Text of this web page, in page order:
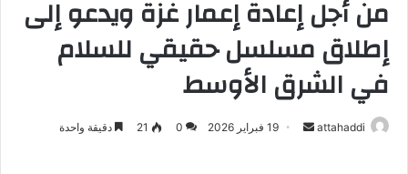
من أجل إعادة إعمار غزة ويدعو إلى
إطلاق مسلسل حقيقي للسلام
في الشرق الأوسط
attahaddi 19 فبراير 2026 0
21 دقيقة واحدة